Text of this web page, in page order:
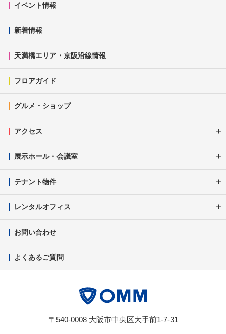
イベント情報
新着情報
天満橋エリア・京阪沿線情報
フロアガイド
グルメ・ショップ
アクセス
展示ホール・会議室
テナント物件
レンタルオフィス
お問い合わせ
よくあるご質問
〒540-0008 大阪市中央区大手前1-7-31